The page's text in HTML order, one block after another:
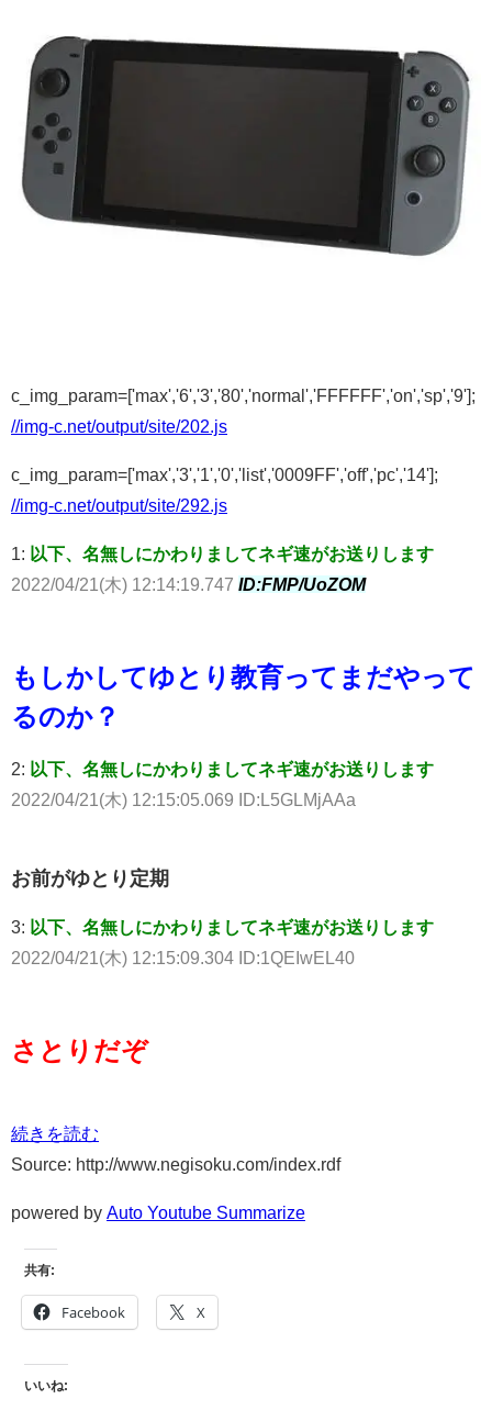
c_img_param=['max','6','3','80','normal','FFFFFF','on','sp','9'];
//img-c.net/output/site/202.js
c_img_param=['max','3','1','0','list','0009FF','off','pc','14'];
//img-c.net/output/site/292.js
1: 以下、名無しにかわりましてネギ速がお送りします
2022/04/21(木) 12:14:19.747 ID:FMP/UoZOM
もしかしてゆとり教育ってまだやって
るのか？
2: 以下、名無しにかわりましてネギ速がお送りします
2022/04/21(木) 12:15:05.069 ID:L5GLMjAAa
お前がゆとり定期
3: 以下、名無しにかわりましてネギ速がお送りします
2022/04/21(木) 12:15:09.304 ID:1QEIwEL40
さとりだぞ
続きを読む
Source: http://www.negisoku.com/index.rdf
powered by Auto Youtube Summarize
共有:
Facebook X
いいね: